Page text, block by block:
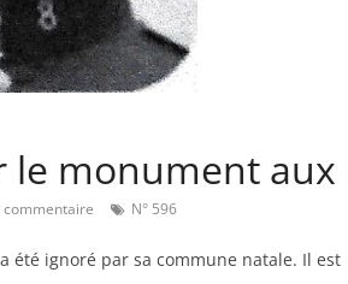
le monument
commentaire N° 596
été ignoré par sa commune natale. Il est